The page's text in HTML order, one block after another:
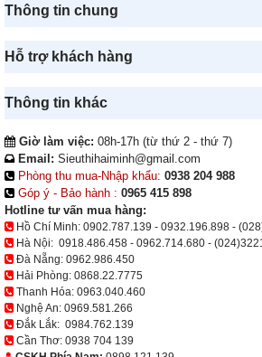
Thông tin chung
Hỗ trợ khách hàng
Thông tin khác
Giờ làm việc: 08h-17h (từ thứ 2 - thứ 7)
Email: Sieuthihaiminh@gmail.com
Phòng thu mua-Nhập khẩu: 0938 204 988
Góp ý - Bảo hành : 0965 415 898
Hotline tư vấn mua hàng:
Hồ Chí Minh: 0902.787.139 - 0932.196.898 -
Hà Nội: 0918.486.458 - 0962.714.680 -
Đà Nẵng: 0962.986.450
Hải Phòng: 0868.22.7775
Thanh Hóa: 0963.040.460
Nghệ An: 0969.581.266
Đắk Lắk: 0984.762.139
Cần Thơ: 0938 704 139